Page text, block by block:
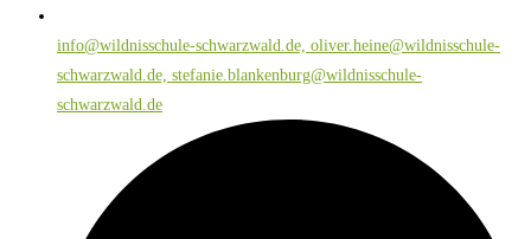
info@wildnisschule-schwarzwald.de, oliver.heine@wildnisschule-
schwarzwald.de, stefanie.blankenburg@wildnisschule-
schwarzwald.de